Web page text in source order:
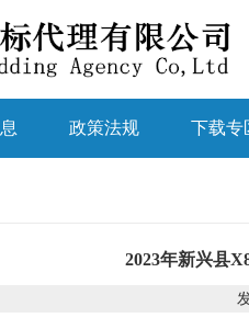
政策法规 下载专
2023年新兴县